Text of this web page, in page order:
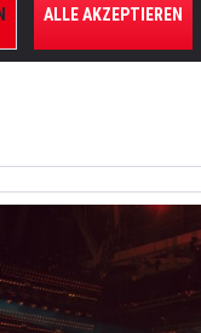
ALLE AKZEPTIEREN